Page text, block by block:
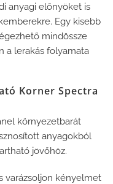
anyagi előnyöket is
Egy kisebb
mindössze
a lerakás folyamata
Korner Spectra
környezetbarát
anyagokból
jövőhöz.
varázsoljon kényelmet